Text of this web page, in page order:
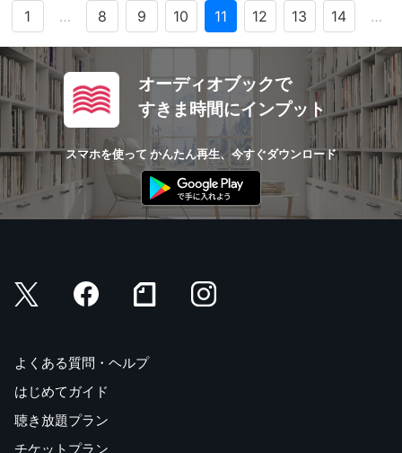
1 … 8 9 10 11 12 13 14 …
オーディオブックで
すきま時間にインプット
スマホを使って かんたん再生、今すぐダウンロード
よくある質問・ヘルプ
はじめてガイド
聴き放題プラン
チケットプラン